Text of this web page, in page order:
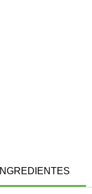
INGREDIENTES